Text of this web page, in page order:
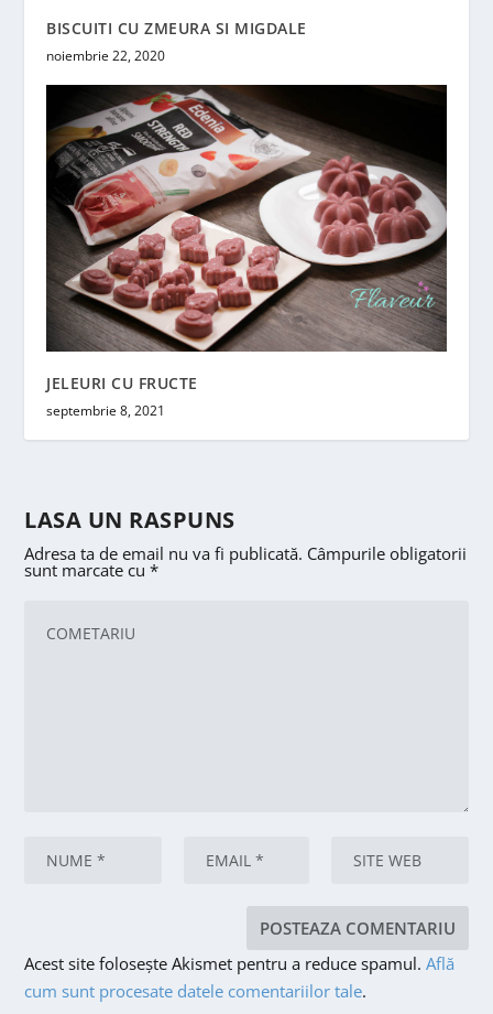
BISCUITI CU ZMEURA SI MIGDALE
noiembrie 22, 2020
JELEURI CU FRUCTE
septembrie 8, 2021
LASA UN RASPUNS
Adresa ta de email nu va fi publicată. Câmpurile obligatorii
sunt marcate cu*
Acest site folosește Akismet pentru a reduce spamul.Află
cum sunt procesate datele comentariilor tale.